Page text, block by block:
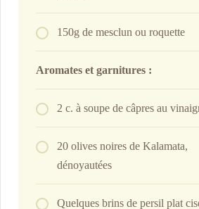
150g de mesclun ou roquette
Aromates et garnitures :
2 c. à soupe de câpres au
20 olives noires de Kalamata,
dénoyautées
Quelques brins de persil plat